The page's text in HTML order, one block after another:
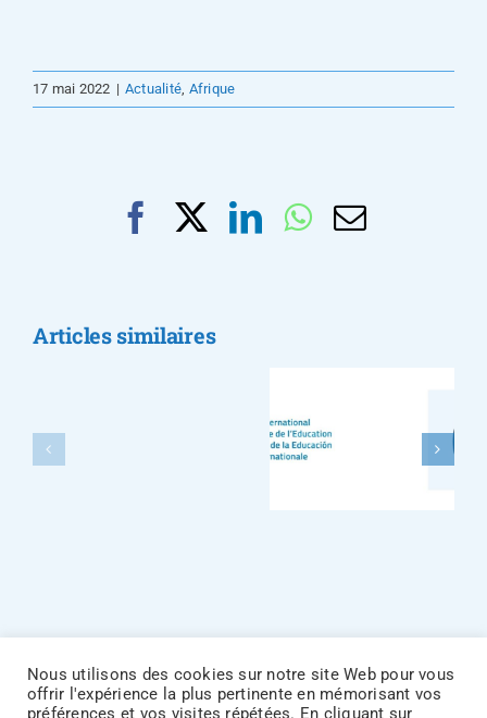
17 mai 2022 | Actualité Afrique
Facebook
X LinkedIn
WhatsApp
Email
Articles similaires
Le
Sénégal
l’éducation
renforcer le
Nous utilisons des cookies sur notre site Web pour vous
offrir l'expérience la plus pertinente en mémorisant vos
préférences et vos visites répétées. En cliquant sur